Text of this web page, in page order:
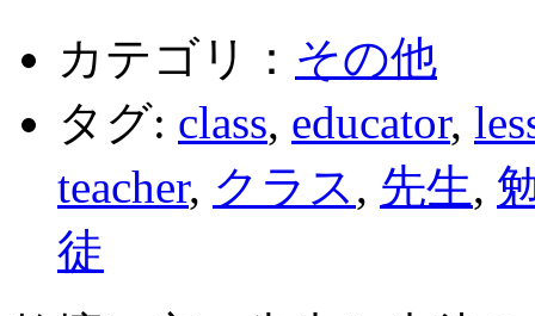
カテゴリ： その他
タグ: class, educator,
teacher, クラス, 先生,
徒